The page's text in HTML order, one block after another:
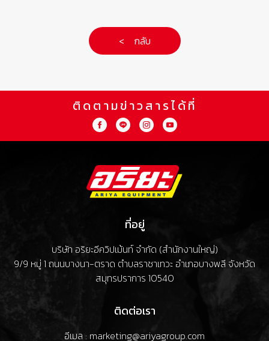
< กลับ
ติดตามข่าวสารได้ที่
ที่อยู่
บริษัท อริยะอีควิปเม้นท์ จำกัด (สำนักงานใหญ่)
9/9 หมู่ 1 ถนนบางนา-ตราด ตำบลราชาเทวะ อำเภอบางพลี จังหวัด
สมุทรปราการ 10540
ติดต่อเรา
อีเมล : marketing@ariyagroup.com